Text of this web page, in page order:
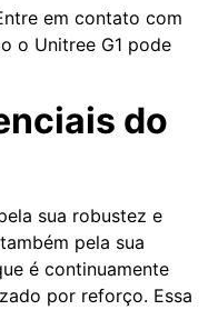
em contato com
o Unitree G1 pode
do
sua robustez e
pela sua
é continuamente
por reforço. Essa